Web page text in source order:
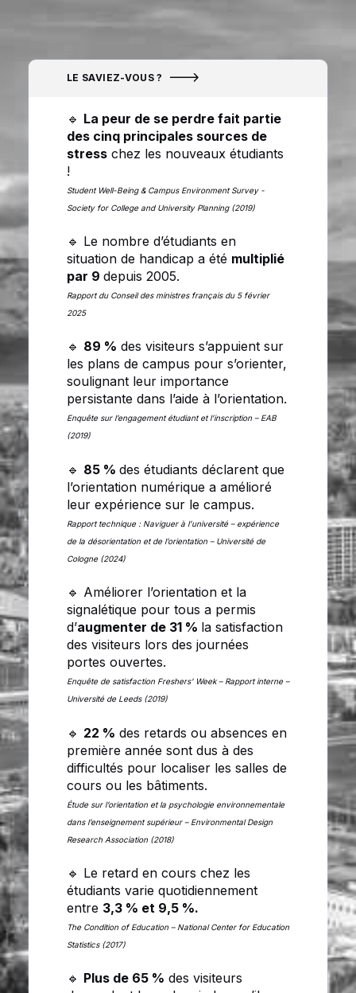
LE SAVIEZ-VOUS ?
🔹 La peur de se perdre fait partie
des cinq principales sources de
stress chez les nouveaux étudiants
!
Student Well-Being & Campus Environment Survey -
Society for College and University Planning (2019)
🔹 Le nombre d’étudiants en
situation de handicap a été multiplié
par 9 depuis 2005.
Rapport du Conseil des ministres français du 5 février
2025
🔹 89 % des visiteurs s’appuient sur
les plans de campus pour s’orienter,
soulignant leur importance
persistante dans l’aide à l’orientation.
Enquête sur l’engagement étudiant et l’inscription – EAB
(2019)
🔹 85 % des étudiants déclarent que
l’orientation numérique a amélioré
leur expérience sur le campus.
Rapport technique : Naviguer à l’université – expérience
de la désorientation et de l’orientation – Université de
Cologne (2024)
🔹 Améliorer l’orientation et la
signalétique pour tous a permis
d’augmenter de 31 % la satisfaction
des visiteurs lors des journées
portes ouvertes.
Enquête de satisfaction Freshers’ Week – Rapport interne –
Université de Leeds (2019)
🔹 22 % des retards ou absences en
première année sont dus à des
difficultés pour localiser les salles de
cours ou les bâtiments.
Étude sur l’orientation et la psychologie environnementale
dans l’enseignement supérieur – Environmental Design
Research Association (2018)
🔹 Le retard en cours chez les
étudiants varie quotidiennement
entre 3,3 % et 9,5 %.
The Condition of Education – National Center for Education
Statistics (2017)
🔹 Plus de 65 % des visiteurs